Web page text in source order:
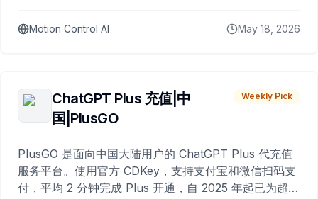
Motion Control AI May 18, 2026
ChatGPT Plus 充值|中
国|PlusGO
Weekly Pick
PlusGO 是面向中国大陆用户的 ChatGPT Plus 代充值
服务平台。使用官方 CDKey，支持支付宝和微信扫码支
付，平均 2 分钟完成 Plus 开通，自 2025 年起已为超过